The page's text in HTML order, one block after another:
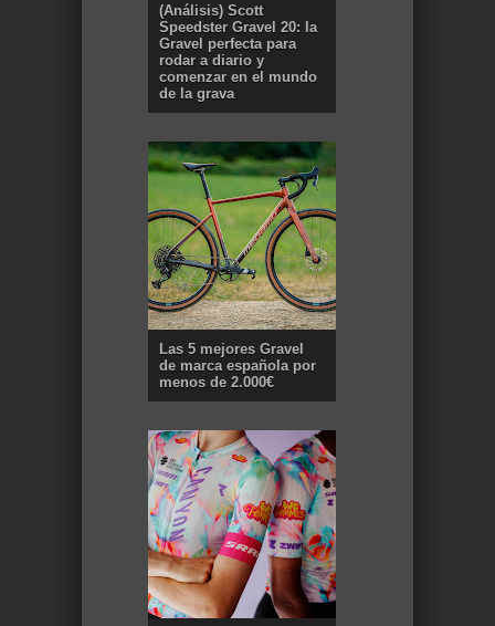
(Análisis) Scott
Speedster Gravel 20: la
Gravel perfecta para
rodar a diario y
comenzar en el mundo
de la grava
Las 5 mejores Gravel
de marca española por
menos de 2.000€